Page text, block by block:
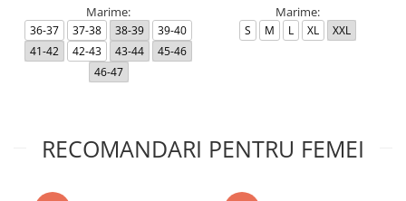
Marime:
36-37 37-38 38-39
39-40
41-42
42-43 43-44
45-46
46-47
Marime:
S M L XL XXL
RECOMANDARI PENTRU FEMEI